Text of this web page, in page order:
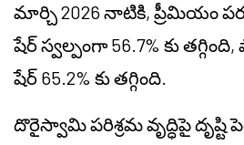
మార్చి 2026 నాటికి, ప్రీమియం
షేర్ స్వల్పంగా 56.7% కు
షేర్ 65.2% కు తగ్గింది.
దొరైస్వామి పరిశ్రమ వృద్ధిపై దృష్టి